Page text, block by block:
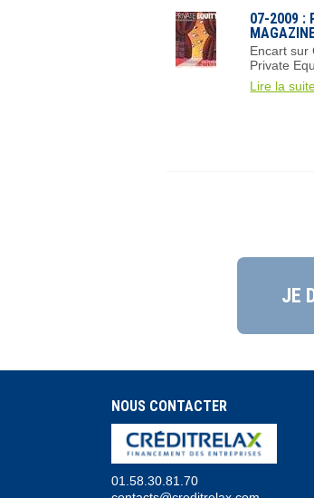
07-2009 :
Encart sur
Private
Lire la
JE
NOUS CONTACTER
01.58.30.81.70